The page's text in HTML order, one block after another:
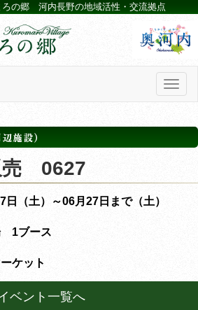
ろの郷 河内長野の地域活性・交流拠点
売 0627
日（土）～06月27日まで（土）
1ブース
ケット
ベント一覧へ